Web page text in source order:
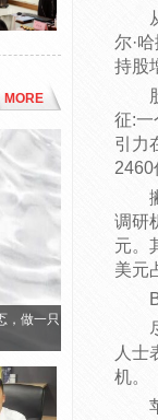
MORE
，做一只
尔·
持股
征:一
引力
2460
调研
元。
美元
人士
机。